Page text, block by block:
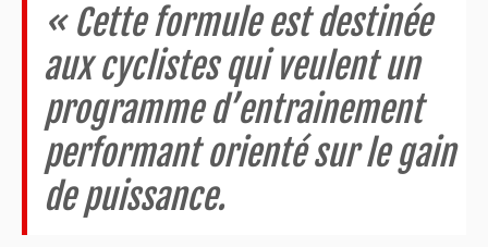
« Cette formule est destinée
aux cyclistes qui veulent un
programme d’entrainement
performant orienté sur le gain
de puissance.